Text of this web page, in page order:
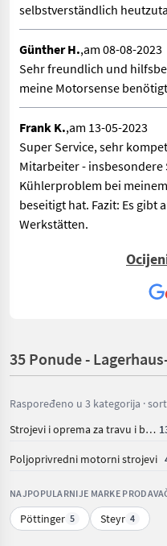
selbstverständlich
Günther H.,am 08-08-2023
Sehr freundlich und
meine Motorsense
Frank K.,am 13-05-2023
Super Service, sehr
Mitarbeiter - insbesondere
Kühlerproblem bei
beseitigt hat. Fazit: Es gibt
Werkstätten.
,am 20-11-2020
Sehr freundliche und
uns bei einer defekten
Robert K.,am 05-04-2018
Super team schnell immer
35 Ponude -
Raspoređeno u 3 kategorija ·
Strojevi i oprema za travu i baliranje
Poljoprivredni motorni strojevi
NAJPOPULARNIJE MARKE
Pöttinger 5 Steyr 4